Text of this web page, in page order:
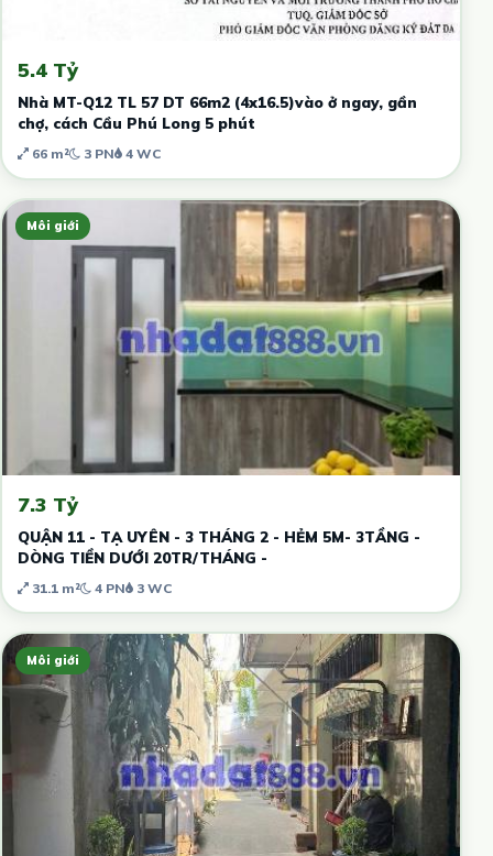
5.4 Tỷ
Nhà MT-Q12 TL 57 DT 66m2 (4x16.5)vào ở ngay, gần
chợ, cách Cầu Phú Long 5 phút
66 m² 3 PN 4 WC
Môi giới
7.3 Tỷ
QUẬN 11 - TẠ UYÊN - 3 THÁNG 2 - HẺM 5M- 3TẦNG -
DÒNG TIỀN DƯỚI 20TR/THÁNG -
31.1 m² 4 PN 3 WC
Môi giới